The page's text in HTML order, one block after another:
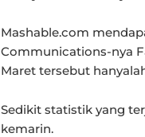
Mashable.com
Communications-nya
Maret tersebut
Sedikit statistik yang
kemarin.